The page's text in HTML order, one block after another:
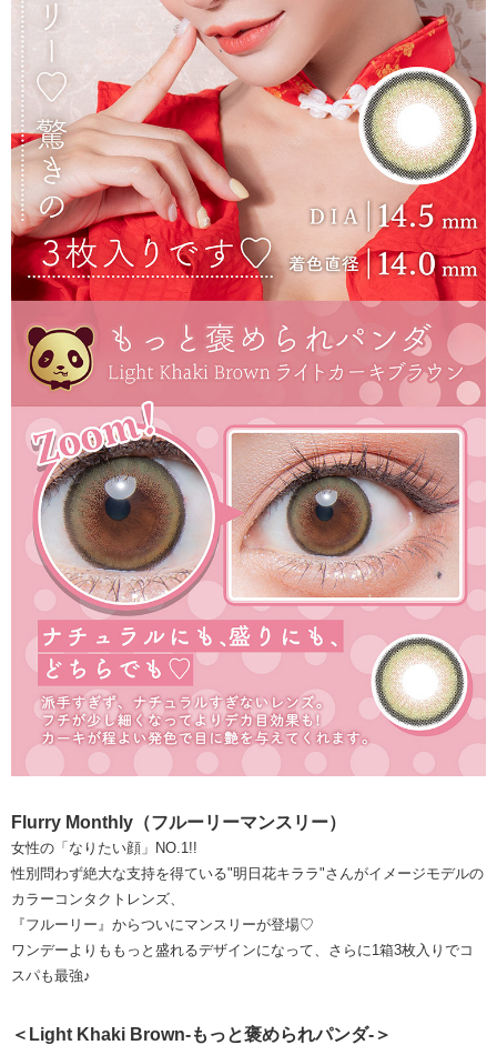
Flurry Monthly（フルーリーマンスリー）
女性の「なりたい顔」NO.1!!
性別問わず絶大な支持を得ている"明日花キララ"さんがイメージモデルの
カラーコンタクトレンズ、
『フルーリー』からついにマンスリーが登場♡
ワンデーよりももっと盛れるデザインになって、さらに1箱3枚入りでコ
スパも最強♪
＜Light Khaki Brown-もっと褒められパンダ-＞